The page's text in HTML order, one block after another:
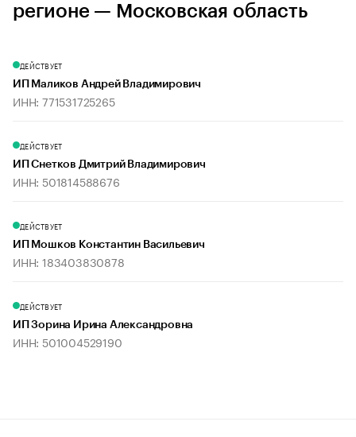
регионе — Московская область
ДЕЙСТВУЕТ
ИП Маликов Андрей Владимирович
ИНН: 771531725265
ДЕЙСТВУЕТ
ИП Снетков Дмитрий Владимирович
ИНН: 501814588676
ДЕЙСТВУЕТ
ИП Мошков Константин Васильевич
ИНН: 183403830878
ДЕЙСТВУЕТ
ИП Зорина Ирина Александровна
ИНН: 501004529190